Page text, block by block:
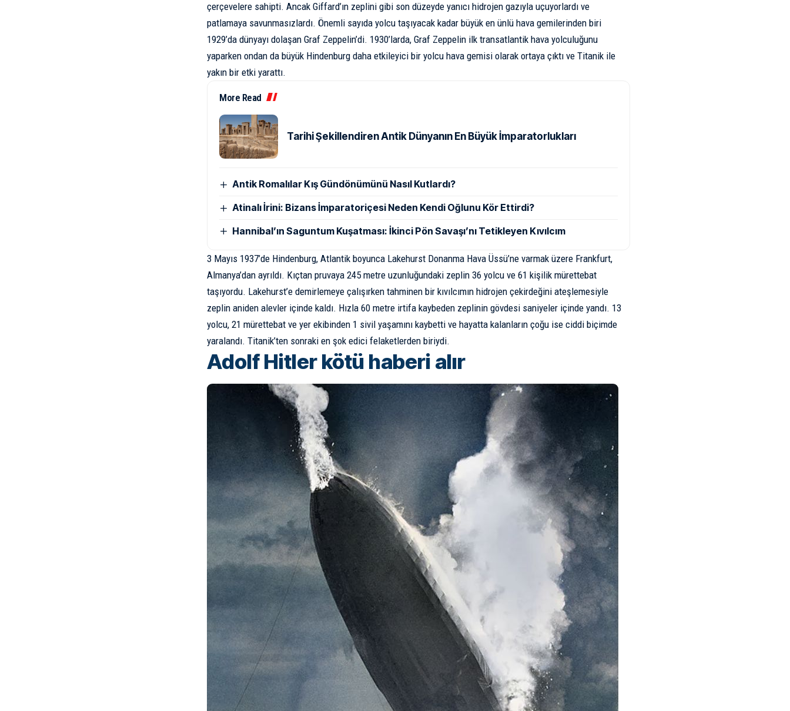
çerçevelere sahipti. Ancak Giffard’ın zeplini gibi son düzeyde yanıcı hidrojen gazıyla uçuyorlardı ve
patlamaya savunmasızlardı. Önemli sayıda yolcu taşıyacak kadar büyük en ünlü hava gemilerinden biri
1929’da dünyayı dolaşan Graf Zeppelin’di. 1930’larda, Graf Zeppelin ilk transatlantik hava yolculuğunu
yaparken ondan da büyük Hindenburg daha etkileyici bir yolcu hava gemisi olarak ortaya çıktı ve Titanik ile
yakın bir etki yarattı.
More Read
Tarihi Şekillendiren Antik Dünyanın En Büyük İmparatorlukları
Antik Romalılar Kış Gündönümünü Nasıl Kutlardı?
Atinalı İrini: Bizans İmparatoriçesi Neden Kendi Oğlunu Kör Ettirdi?
Hannibal’ın Saguntum Kuşatması: İkinci Pön Savaşı’nı Tetikleyen Kıvılcım
3 Mayıs 1937’de Hindenburg, Atlantik boyunca Lakehurst Donanma Hava Üssü’ne varmak üzere Frankfurt,
Almanya’dan ayrıldı. Kıçtan pruvaya 245 metre uzunluğundaki zeplin 36 yolcu ve 61 kişilik mürettebat
taşıyordu. Lakehurst’e demirlemeye çalışırken tahminen bir kıvılcımın hidrojen çekirdeğini ateşlemesiyle
zeplin aniden alevler içinde kaldı. Hızla 60 metre irtifa kaybeden zeplinin gövdesi saniyeler içinde yandı. 13
yolcu, 21 mürettebat ve yer ekibinden 1 sivil yaşamını kaybetti ve hayatta kalanların çoğu ise ciddi biçimde
yaralandı. Titanik’ten sonraki en şok edici felaketlerden biriydi.
Adolf Hitler kötü haberi alır